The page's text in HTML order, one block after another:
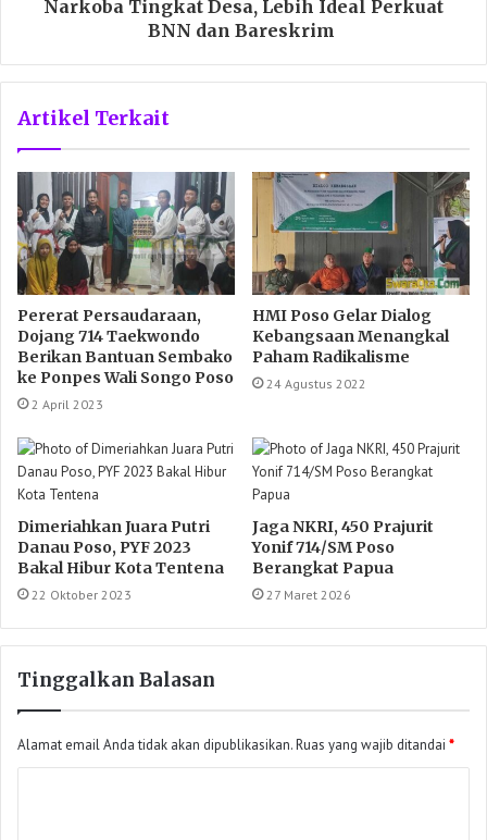
Narkoba Tingkat Desa, Lebih Ideal Perkuat
BNN dan Bareskrim
Artikel Terkait
Pererat Persaudaraan,
Dojang 714 Taekwondo
Berikan Bantuan Sembako
ke Ponpes Wali Songo Poso
2 April 2023
HMI Poso Gelar Dialog
Kebangsaan Menangkal
Paham Radikalisme
24 Agustus 2022
Dimeriahkan Juara Putri
Danau Poso, PYF 2023
Bakal Hibur Kota Tentena
22 Oktober 2023
Jaga NKRI, 450 Prajurit
Yonif 714/SM Poso
Berangkat Papua
27 Maret 2026
Tinggalkan Balasan
Alamat email Anda tidak akan dipublikasikan.Ruas yang wajib ditandai *